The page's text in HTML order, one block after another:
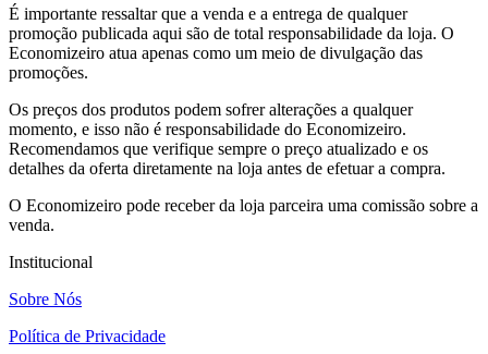
É importante ressaltar que a venda e a entrega de qualquer
promoção publicada aqui são de total responsabilidade da loja. O
Economizeiro atua apenas como um meio de divulgação das
promoções.
Os preços dos produtos podem sofrer alterações a qualquer
momento, e isso não é responsabilidade do Economizeiro.
Recomendamos que verifique sempre o preço atualizado e os
detalhes da oferta diretamente na loja antes de efetuar a compra.
O Economizeiro pode receber da loja parceira uma comissão sobre a
venda.
Institucional
Sobre Nós
Política de Privacidade